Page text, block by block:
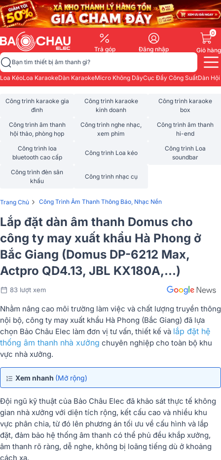
Trả góp Đăng nhập
0
Giỏ hàng
Bạn tìm thiết bị âm thanh gì?
Loa KéoLoa KaraokeDàn KaraokeMicro Không DâyCục Đẩy Công SuấtDàn
Công trình karaoke gia
đình
Công trình karaoke
kinh doanh
Công trình karaoke
box
Công trình âm thanh
hội thảo, phòng họp
Công trình nghe nhạc,
xem phim
Công trình âm thanh
hi-end
Công trình loa
bluetooth cao cấp
Công trình Loa kéo
Công trình Loa
soundbar
Công trình đèn sân
khấu
Công trình nhạc cụ
Trang Chủ › Công Trình Âm Thanh Thông Báo, Nhạc Nền
Lắp đặt dàn âm thanh Domus cho
công ty may xuất khẩu Hà Phong ở
Bắc Giang (Domus DP-6212 Max,
Actpro QD4.13, JBL KX180A,...)
83 lượt xem
Nhằm nâng cao môi trường làm việc và chất lượng truyền thông
nội bộ, công ty may xuất khẩu Hà Phong (Bắc Giang) đã lựa
chọn Bảo Châu Elec làm đơn vị tư vấn, thiết kế và lắp đặt hệ
thống âm thanh nhà xưởng chuyên nghiệp cho toàn bộ khu
vực nhà xưởng.
Xem nhanh (Mở rộng)
Đội ngũ kỹ thuật của Bảo Châu Elec đã khảo sát thực tế không
gian nhà xưởng với diện tích rộng, kết cấu cao và nhiều khu
vực phân chia, từ đó lên phương án tối ưu về cấu hình và lắp
đặt, đảm bảo hệ thống âm thanh có thể phủ đều khắp xưởng,
âm thanh rõ ràng, dễ nghe, không bị loãng tiếng dù ở khoảng
cách xa.